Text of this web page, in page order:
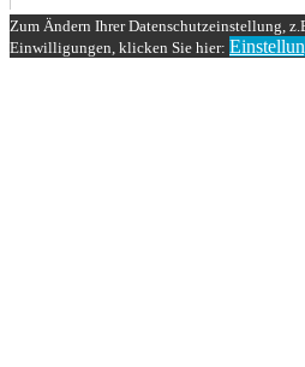
Zum Ändern Ihrer Datenschutzeinstellung,
Einwilligungen, klicken Sie hier: